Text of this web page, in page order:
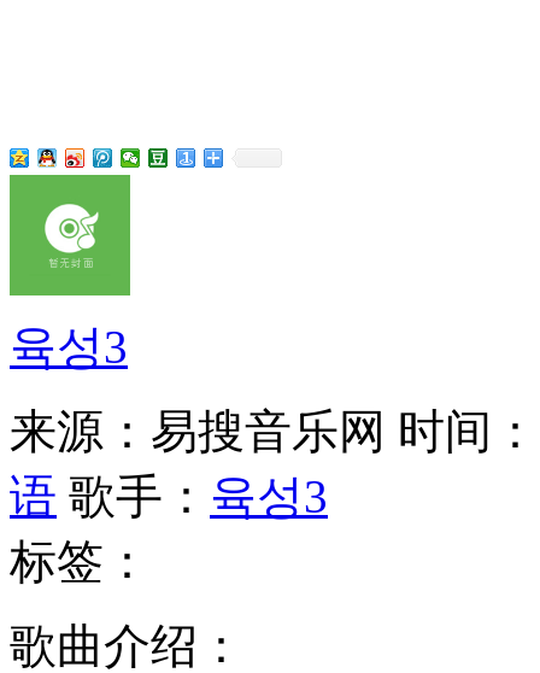
육성3
来源：易搜音乐网 时间
语 歌手： 육성3
标签：
歌曲介绍：